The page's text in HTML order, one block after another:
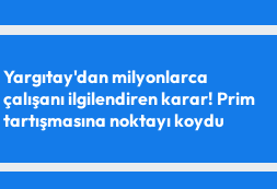
Yargıtay'dan milyonlarca
çalışanı ilgilendiren karar! Prim
tartışmasına noktayı koydu